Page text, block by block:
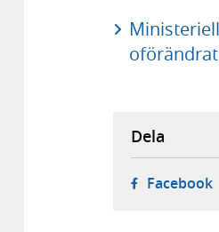
Dela
Facebook